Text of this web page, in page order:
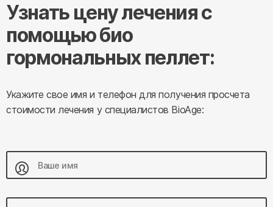
Узнать цену лечения с
помощью био
гормональных пеллет:
Укажите свое имя и телефон для получения просчета
стоимости лечения у специалистов BioAge: